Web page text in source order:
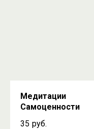
Медитации
Самоценности
35 руб.